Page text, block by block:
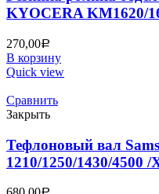
KYOCERA KM1620/
270,00Р
В корзину
Quick view
Сравнить
Закрыть
Тефлоновый вал
1210/1250/1430/4500